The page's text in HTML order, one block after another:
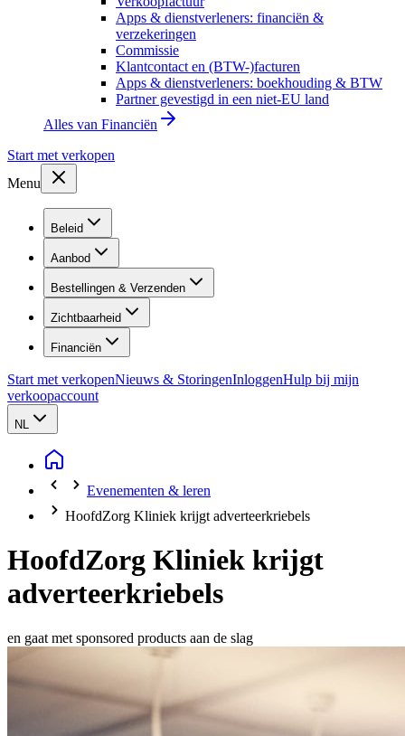
Apps & dienstverleners: financiën &
verzekeringen
Commissie
Klantcontact en (BTW-)facturen
Apps & dienstverleners: boekhouding & BTW
Partner gevestigd in een niet-EU land
Alles van Financiën
Start met verkopen
Menu
Beleid
Aanbod
Bestellingen & Verzenden
Zichtbaarheid
Financiën
Start met verkopenNieuws & StoringenInloggenHulp bij mijn
verkoopaccount
NL
Evenementen & leren
HoofdZorg Kliniek krijgt adverteerkriebels
HoofdZorg Kliniek krijgt
adverteerkriebels
en gaat met sponsored products aan de slag